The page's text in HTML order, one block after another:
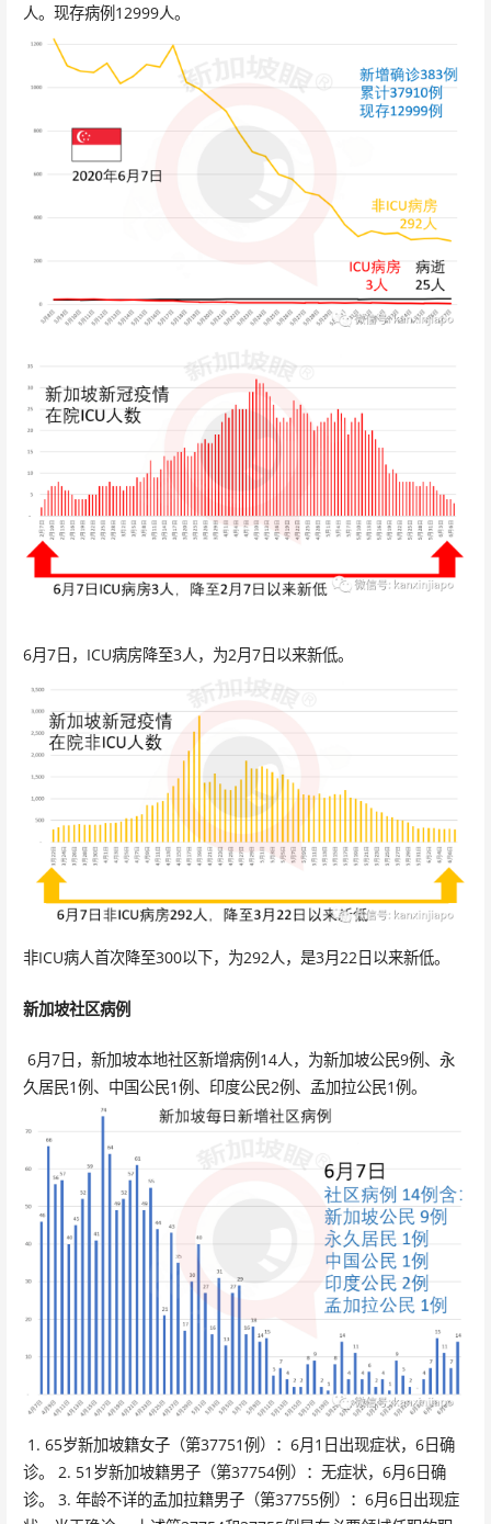
人。现存病例12999人。
6月7日，ICU病房降至3人，为2月7日以来新低。
非ICU病人首次降至300以下，为292人，是3月22日以来新低。
新加坡社区病例
6月7日，新加坡本地社区新增病例14人，为新加坡公民9例、永
久居民1例、中国公民1例、印度公民2例、孟加拉公民1例。
1. 65岁新加坡籍女子（第37751例）：6月1日出现症状，6日确
诊。 2. 51岁新加坡籍男子（第37754例）：无症状，6月6日确
诊。 3. 年龄不详的孟加拉籍男子（第37755例）：6月6日出现症